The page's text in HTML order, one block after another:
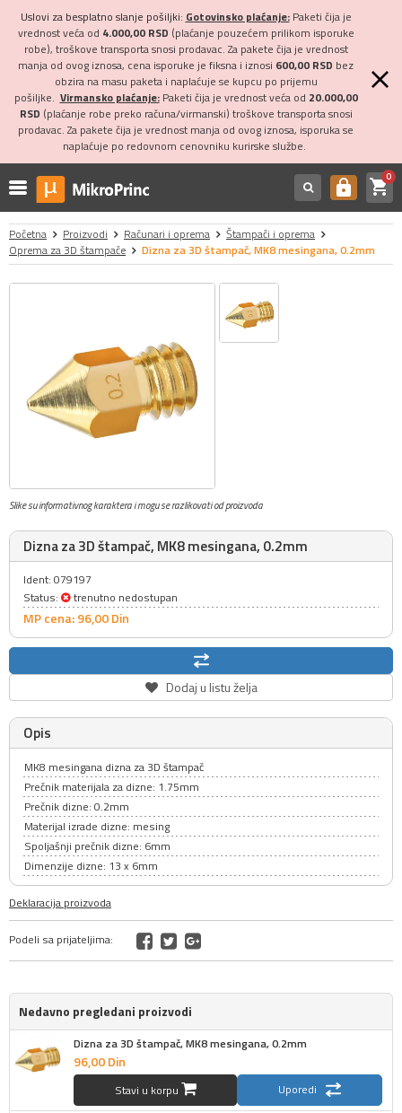
Uslovi za besplatno slanje pošiljki: Gotovinsko plaćanje:Paketi čija je
vrednost veća od 4.000,00 RSD (plaćanje pouzećem prilikom isporuke
robe), troškove transporta snosi prodavac. Za pakete čija je vrednost
manja od ovog iznosa, cena isporuke je fiksna i iznosi 600,00 RSD bez
obzira na masu paketa i naplaćuje se kupcu po prijemu
pošiljke. Virmansko plaćanje:Paketi čija je vrednost veća od 20.000,00
RSD (plaćanje robe preko računa/virmanski) troškove transporta snosi
prodavac. Za pakete čija je vrednost manja od ovog iznosa, isporuka se
naplaćuje po redovnom cenovniku kurirske službe.
https shopping_cart0
Početna Proizvodi Računari i oprema
Štampači i oprema
Oprema za 3D štampače
Dizna za 3D štampač, MK8 mesingana, 0.2mm
Slike su informativnog karaktera i mogu se razlikovati od proizvoda
Dizna za 3D štampač, MK8 mesingana, 0.2mm
Ident: 079197
Status:
trenutno nedostupan
MP cena: 96,00Din
Dodaj u listu želja
Opis
MK8 mesingana dizna za 3D štampač
Prečnik materijala za dizne: 1.75mm
Prečnik dizne: 0.2mm
Materijal izrade dizne: mesing
Spoljašnji prečnik dizne: 6mm
Dimenzije dizne: 13 x 6mm
Deklaracija proizvoda
Podeli sa prijateljima:
Nedavno pregledani proizvodi
Dizna za 3D štampač, MK8 mesingana, 0.2mm
96,00Din
Stavi u korpu Uporedi